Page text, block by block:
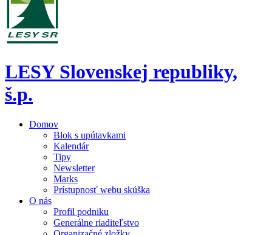
LESY Slovenskej republiky,
š.p.
Domov
Blok s upútavkami
Kalendár
Tipy
Newsletter
Marks
Prístupnosť webu skúška
O nás
Profil podniku
Generálne riaditeľstvo